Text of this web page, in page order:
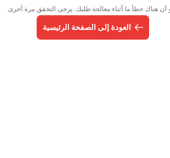
أن هناك خطأ ما أثناء معالجة طلبك. يرجى التحقق مرة أخرى.
العودة إلى الصفحة الرئيسية